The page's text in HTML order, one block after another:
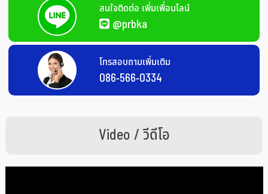
สนใจติดต่อ เพิ่มเพื่อนไลน์
@prbka
โทรสอบถามเพิ่มเติม
086-566-0334
Video / วีดีโอ